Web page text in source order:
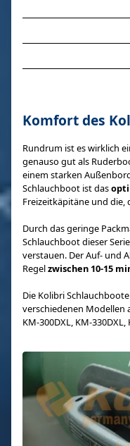
Komfort des
Rundrum ist es wirklich
genauso gut als
einem starken
Schlauchboot ist das
Freizeitkäpitäne und die,
Durch das geringe
Schlauchboot dieser
verstauen. Der Auf- und
Regelzwischen 10-15
Die Kolibri
verschiedenen Modellen
KM-300DXL, KM-330DXL,